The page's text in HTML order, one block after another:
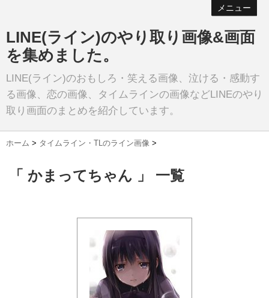
メニュー
LINE(ライン)のやり取り画像&画面
を集めました。
LINE(ライン)のおもしろ・笑える画像、泣ける・感動す
る画像、恋の画像、タイムラインの画像などLINEのやり
取り画面のまとめを紹介しています。
ホーム > タイムライン・TLのライン画像 >
「 かまってちゃん 」 一覧